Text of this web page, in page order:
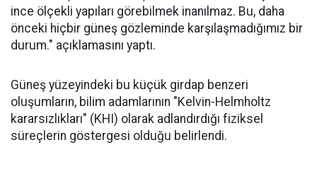
ince ölçekli yapıları görebilmek inanılmaz. Bu, daha
önceki hiçbir güneş gözleminde karşılaşmadığımız bir
durum." açıklamasını yaptı.
Güneş yüzeyindeki bu küçük girdap benzeri
oluşumların, bilim adamlarının "Kelvin-Helmholtz
kararsızlıkları" (KHI) olarak adlandırdığı fiziksel
süreçlerin göstergesi olduğu belirlendi.